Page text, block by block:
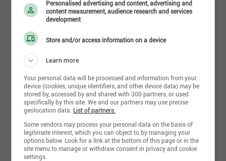
Territoire du Yukon
79 855 $
Entreprises les plus recherchées
Voir les emplois à Banque
Nationale
Voir les emplois à The
Home Depot Canada
Personalised advertising and content, advertising and
content measurement, audience research and services
development
Store and/or access information on a device
Learn more
Your personal data will be processed and information from your
device (cookies, unique identifiers, and other device data) may be
stored by, accessed by and shared with 300 partners, or used
specifically by this site. We and our partners may use precise
geolocation data. List of partners.
Some vendors may process your personal data on the basis of
legitimate interest, which you can object to by managing your
options below. Look for a link at the bottom of this page or in the
site menu to manage or withdraw consent in privacy and cookie
settings.